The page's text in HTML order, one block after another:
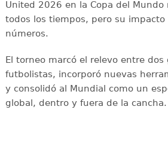
United 2026 en la Copa del Mundo
todos los tiempos, pero su impacto
números.
El torneo marcó el relevo entre dos
futbolistas, incorporó nuevas
y consolidó al Mundial como un
global, dentro y fuera de la cancha.